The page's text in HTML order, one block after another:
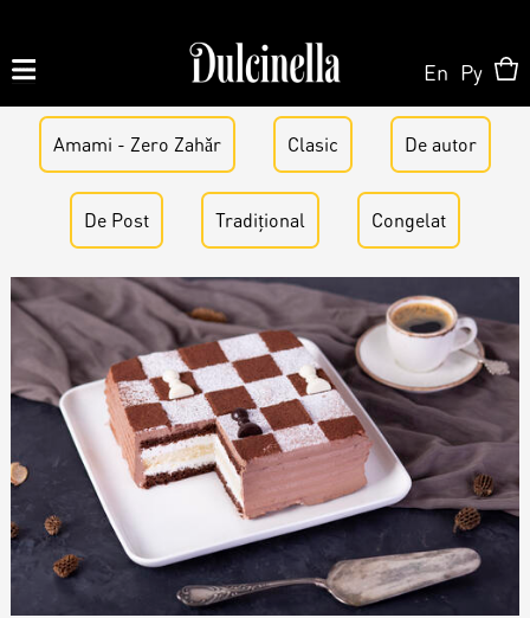
Produse la comandă:
062 10 02 11
060 02 58 58
La Comandă
La Comandă
Tort la Comandă
Bento cake
Colaci
Magazin Online
Patisserie & Cofetărie
Prajituri
Despre Noi
Magazine
En Ру
Amami - Zero Zahǎr Clasic De аutor
De Post Tradițional Congelat